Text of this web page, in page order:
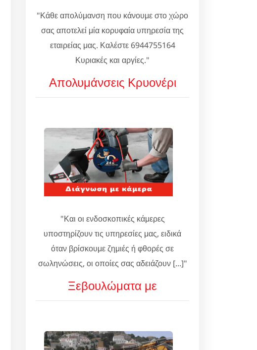
"Κάθε απολύμανση που κάνουμε στο χώρο
σας αποτελεί μία κορυφαία υπηρεσία της
εταιρείας μας. Καλέστε 6944755164
Κυριακές και αργίες."
Απολυμάνσεις Κρυονέρι
"Και οι ενδοσκοπικές κάμερες
υποστηρίζουν τις υπηρεσίες μας, ειδικά
όταν βρίσκουμε ζημιές ή φθορές σε
σωληνώσεις, οι οποίες σας αδειάζουν [...]"
Ξεβουλώματα με